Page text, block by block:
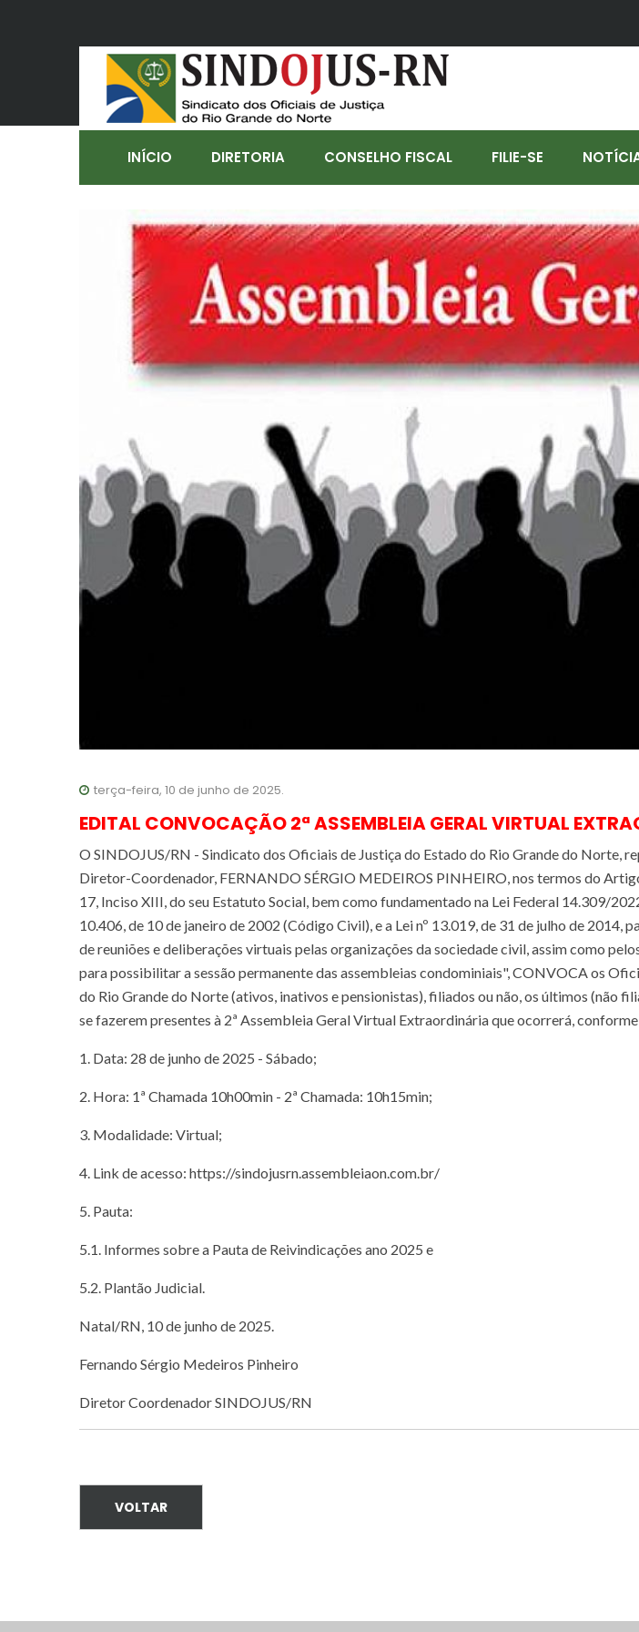
INÍCIO DIRETORIA CONSELHO FISCAL FILIE-SE
terça-feira, 10 de junho de 2025.
EDITAL CONVOCAÇÃO 2ª ASSEMBLEIA GERAL VIRTUAL
O SINDOJUS/RN - Sindicato dos Oficiais de Justiça do Estado do Rio Grande do Norte,
Diretor-Coordenador, FERNANDO SÉRGIO MEDEIROS PINHEIRO, nos termos do
17, Inciso XIII, do seu Estatuto Social, bem como fundamentado na Lei Federal 14.309/
10.406, de 10 de janeiro de 2002 (Código Civil), e a Lei nº 13.019, de 31 de julho de 2014,
de reuniões e deliberações virtuais pelas organizações da sociedade civil, assim como
para possibilitar a sessão permanente das assembleias condominiais", CONVOCA os
do Rio Grande do Norte (ativos, inativos e pensionistas), filiados ou não, os últimos (não
se fazerem presentes à 2ª Assembleia Geral Virtual Extraordinária que ocorrerá,
1. Data: 28 de junho de 2025 - Sábado;
2. Hora: 1ª Chamada 10h00min - 2ª Chamada: 10h15min;
3. Modalidade: Virtual;
4. Link de acesso: https://sindojusrn.assembleiaon.com.br/
5. Pauta:
5.1. Informes sobre a Pauta de Reivindicações ano 2025 e
5.2. Plantão Judicial.
Natal/RN, 10 de junho de 2025.
Fernando Sérgio Medeiros Pinheiro
Diretor Coordenador SINDOJUS/RN
VOLTAR